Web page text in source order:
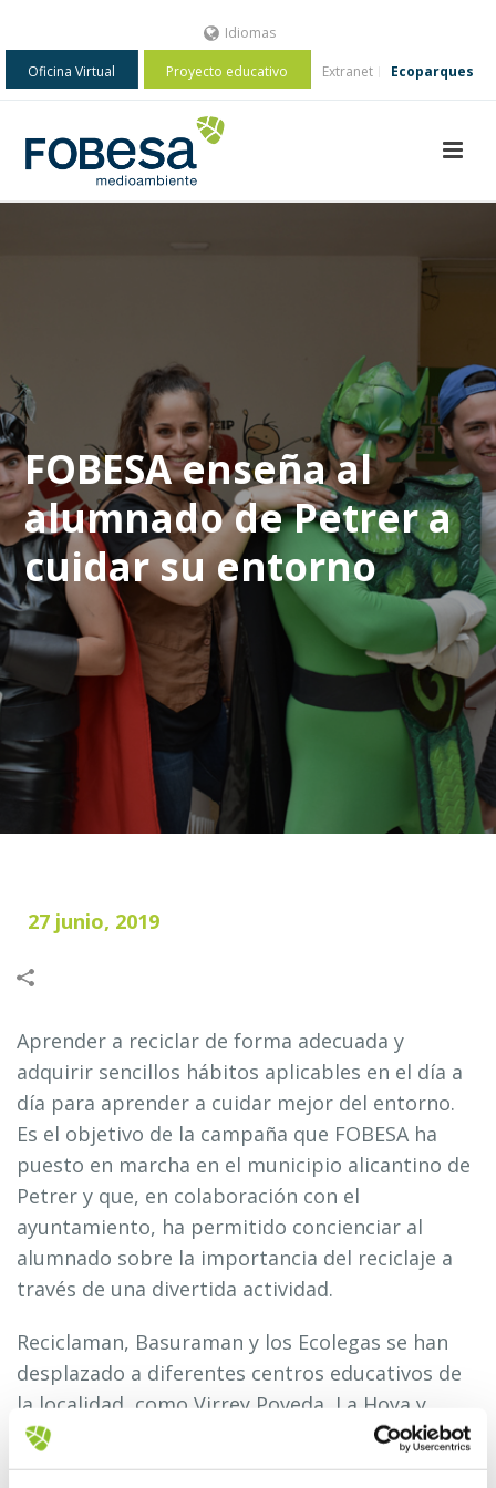
Idiomas
Oficina Virtual Proyecto educativo Extranet Ecoparques
FOBESA enseña al
alumnado de Petrer a
cuidar su entorno
27 junio, 2019
Aprender a reciclar de forma adecuada y
adquirir sencillos hábitos aplicables en el día a
día para aprender a cuidar mejor del entorno.
Es el objetivo de la campaña que FOBESA ha
puesto en marcha en el municipio alicantino de
Petrer y que, en colaboración con el
ayuntamiento, ha permitido concienciar al
alumnado sobre la importancia del reciclaje a
través de una divertida actividad.
Reciclaman, Basuraman y los Ecolegas se han
desplazado a diferentes centros educativos de
la localidad, como Virrey Poveda, La Hoya y
Santo Domingo, con el objetivo de explicar, de
manera práctica y en clave de humor, dónde